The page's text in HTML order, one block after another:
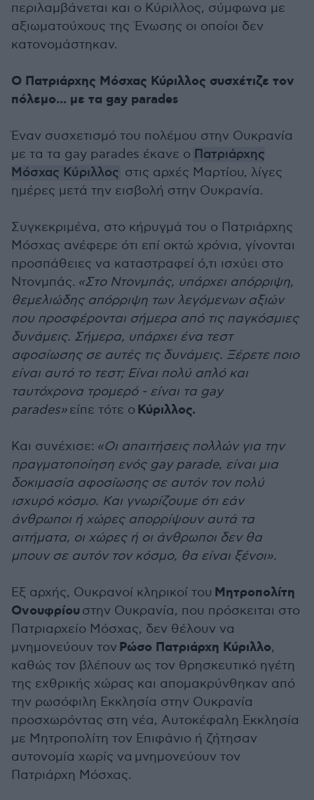
περιλαμβάνεται και ο Κύριλλος, σύμφωνα με
αξιωματούχους της Ένωσης οι οποίοι δεν
κατονομάστηκαν.
Ο Πατριάρχης Μόσχας Κύριλλος συσχέτιζε τον
πόλεμο... με τα gay parades
Έναν συσχετισμό του πολέμου στην Ουκρανία
με τα τα gay parades έκανε ο Πατριάρχης
Μόσχας Κύριλλος στις αρχές Μαρτίου, λίγες
ημέρες μετά την εισβολή στην Ουκρανία.
Συγκεκριμένα, στο κήρυγμά του ο Πατριάρχης
Μόσχας ανέφερε ότι επί οκτώ χρόνια, γίνονται
προσπάθειες να καταστραφεί ό,τι ισχύει στο
Ντονμπάς. «Στο Ντονμπάς, υπάρχει απόρριψη,
θεμελιώδης απόρριψη των λεγόμενων αξιών
που προσφέρονται σήμερα από τις παγκόσμιες
δυνάμεις. Σήμερα, υπάρχει ένα τεστ
αφοσίωσης σε αυτές τις δυνάμεις. Ξέρετε ποιο
είναι αυτό το τεστ; Είναι πολύ απλό και
ταυτόχρονα τρομερό - είναι τα gay
parades»είπε τότε οΚύριλλος.
Και συνέχισε: «Οι απαιτήσεις πολλών για την
πραγματοποίηση ενός gay parade, είναι μια
δοκιμασία αφοσίωσης σε αυτόν τον πολύ
ισχυρό κόσμο. Και γνωρίζουμε ότι εάν
άνθρωποι ή χώρες απορρίψουν αυτά τα
αιτήματα, οι χώρες ή οι άνθρωποι δεν θα
μπουν σε αυτόν τον κόσμο, θα είναι ξένοι».
Εξ αρχής, Ουκρανοί κληρικοί του Μητροπολίτη
Ονουφρίουστην Ουκρανία, που πρόσκειται στο
Πατριαρχείο Μόσχας, δεν θέλουν να
μνημονεύουν τον Ρώσο Πατριάρχη Κύριλλο,
καθώς τον βλέπουν ως τον θρησκευτικό ηγέτη
της εχθρικής χώρας και απομακρύνθηκαν από
την ρωσόφιλη Εκκλησία στην Ουκρανία
προσχωρόντας στη νέα, Αυτοκέφαλη Εκκλησία
με Μητροπολίτη τον Επιφάνιο ή ζήτησαν
αυτονομία χωρίς να μνημονεύουν τον
Πατριάρχη Μόσχας.